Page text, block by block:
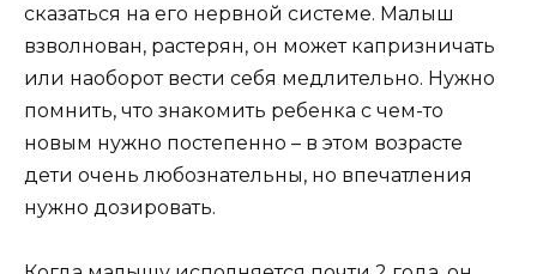
сказаться на его нервной системе. Малыш
взволнован, растерян, он может капризничать
или наоборот вести себя медлительно. Нужно
помнить, что знакомить ребенка с чем-то
новым нужно постепенно – в этом возрасте
дети очень любознательны, но впечатления
нужно дозировать.